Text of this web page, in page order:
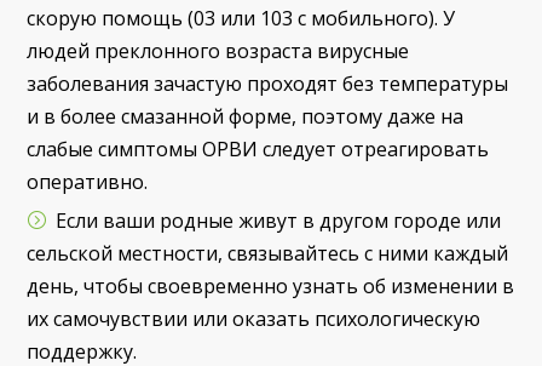
скорую помощь (03 или 103 с мобильного). У
людей преклонного возраста вирусные
заболевания зачастую проходят без температуры
и в более смазанной форме, поэтому даже на
слабые симптомы ОРВИ следует отреагировать
оперативно.
Если ваши родные живут в другом городе или
сельской местности, связывайтесь с ними каждый
день, чтобы своевременно узнать об изменении в
их самочувствии или оказать психологическую
поддержку.